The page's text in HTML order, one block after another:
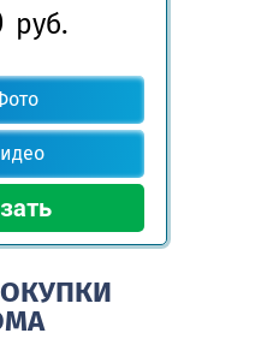
руб.